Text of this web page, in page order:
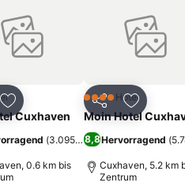
Zimmerpreis enthalten. Dieses
und Vielfalt. Im
ein 3-Gänge-Menü
der
und endet nach einer
beim Leuchtturm der kleinen
)
Zu Favoriten hinzufügen
Cuxhaven
(3.095 Bewertungen)
0.6 km bis
Teilen Zu
4 SterneHotel
Moin Hotel
8,8Hervorragend (
Cuxhaven, 5.2 km
Zentrum